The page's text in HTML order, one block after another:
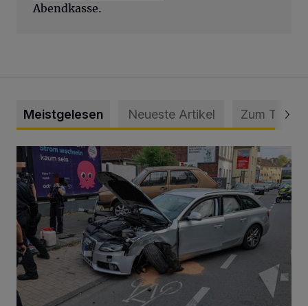
Abendkasse.
Meistgelesen Neueste Artikel Zum Thema
Schwerer Unfall mit 2,48 Promille